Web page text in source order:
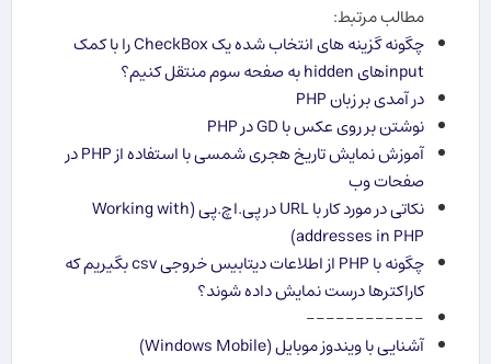
مطالب مرتبط:
چگونه گزینه های انتخاب شده یک CheckBox را با کمک
inputهای hidden به صفحه سوم منتقل کنیم؟
در آمدی بر زبان PHP
نوشتن بر روی عکس با GD در PHP
آموزش نمایش تاریخ هجری شمسی با استفاده از PHP در
صفحات وب
نکاتی در مورد کار با URL در پی.اچ.پی (Working with
addresses in PHP)
چگونه با PHP از اطلاعات دیتابیس خروجی csv بگیریم که
کاراکترها درست نمایش داده شوند؟
------------
آشنایی با ویندوز موبایل​ (Windows Mobile)